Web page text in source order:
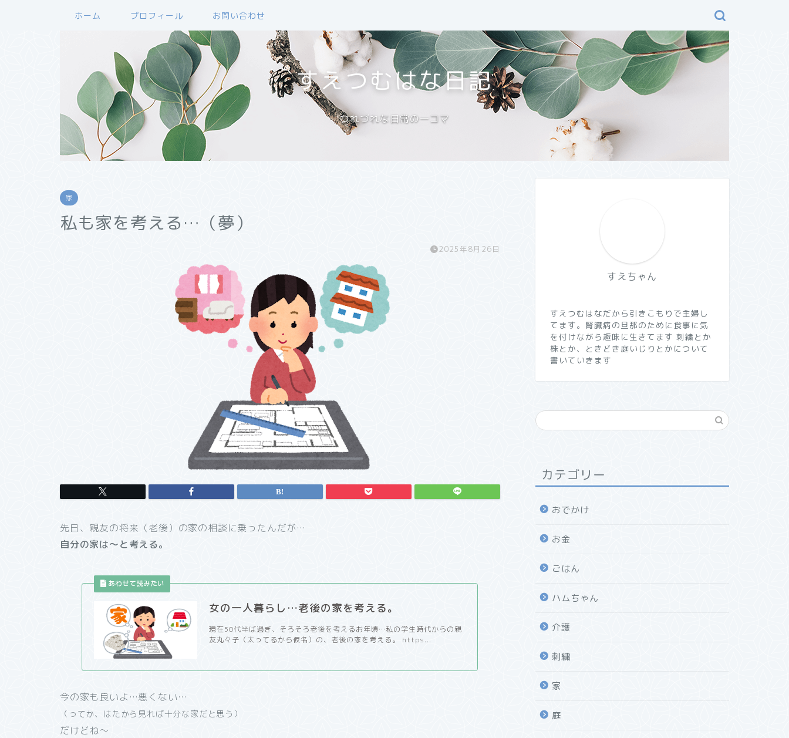
ホーム プロフィール お問い合わせ
すえつむはな日記
つれづれな日常の一コマ
家
私も家を考える…（夢）
2025年8月26日
先日、親友の将来（老後）の家の相談に乗ったんだが…
自分の家は～と考える。
女の一人暮らし…老後の家を考える。
現在50代半ば過ぎ、そろそろ老後を考えるお年頃…私の学生時代からの親
友丸々子（太ってるから仮名）の、老後の家を考える。 https...
今の家も良いよ…悪くない…
（ってか、はたから見れば十分な家だと思う）
だけどね～
すえちゃん
すえつむはなだから引きこもりで主婦し
てます。腎臓病の旦那のために食事に気
を付けながら趣味に生きてます 刺繍とか
株とか、ときどき庭いじりとかについて
書いていきます
カテゴリー
おでかけ
お金
ごはん
ハムちゃん
介護
刺繍
家
庭